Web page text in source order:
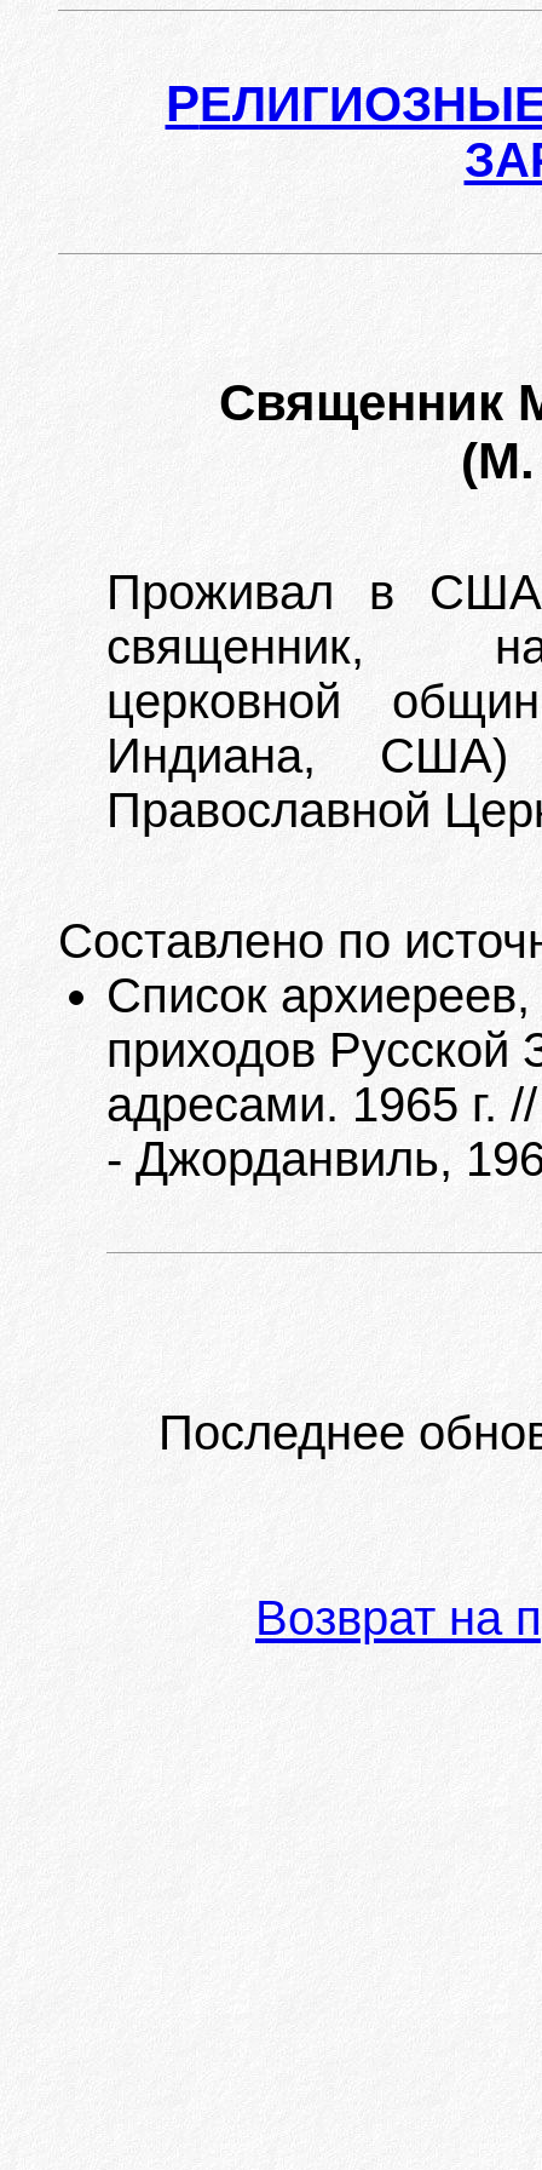
Р
Священник
Проживал в
священник,
церковной
Индиана, США)
Православной
Составлено по
Список
приходов Русской
адресами. 1965 г.
- Джорданвиль,
Последнее
Возврат на